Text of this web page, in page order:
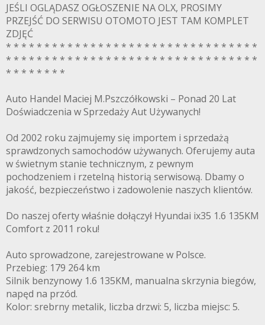
JEŚLI OGLĄDASZ OGŁOSZENIE NA OLX, PROSIMY
PRZEJŚĆ DO SERWISU OTOMOTO JEST TAM KOMPLET
ZDJĘĆ
* * * * * * * * * * * * * * * * * * * * * * * * * * * * * * * * *
* * * * * * * * * * * * * * * * * * * * * * * * * * * * * * * * *
* * * * * * * *
Auto Handel Maciej M.Pszczółkowski – Ponad 20 Lat
Doświadczenia w Sprzedaży Aut Używanych!
Od 2002 roku zajmujemy się importem i sprzedażą
sprawdzonych samochodów używanych. Oferujemy auta
w świetnym stanie technicznym, z pewnym
pochodzeniem i rzetelną historią serwisową. Dbamy o
jakość, bezpieczeństwo i zadowolenie naszych klientów.
Do naszej oferty właśnie dołączył Hyundai ix35 1.6 135KM
Comfort z 2011 roku!
Auto sprowadzone, zarejestrowane w Polsce.
Przebieg: 179 264 km
Silnik benzynowy 1.6 135KM, manualna skrzynia biegów,
napęd na przód.
Kolor: srebrny metalik, liczba drzwi: 5, liczba miejsc: 5.